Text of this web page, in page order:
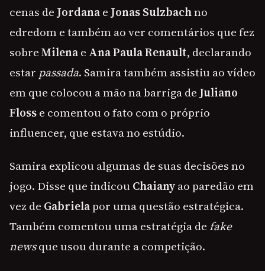
cenas de Jordanae Jonas Sulzbachno
edredom e também ao ver comentários que fez
sobreMilenae Ana Paula Renault, declarando
estar passada. Samira também assistiu ao vídeo
em que colocou a mão na barriga de Juliano
Flosse comentou o fato com o próprio
influencer, que estava no estúdio.
Samira explicou algumas de suas decisões no
jogo. Disse que indicou Chaianyao paredão em
vez de Gabrielapor uma questão estratégica.
Também comentou uma estratégia defake
newsque usou durante a competição.